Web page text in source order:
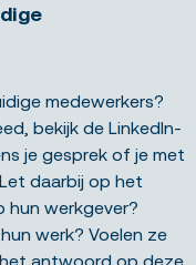
medewerkers?
bekijk de LinkedIn-
je gesprek of je met
daarbij op het
hun werkgever?
werk? Voelen ze
antwoord op deze